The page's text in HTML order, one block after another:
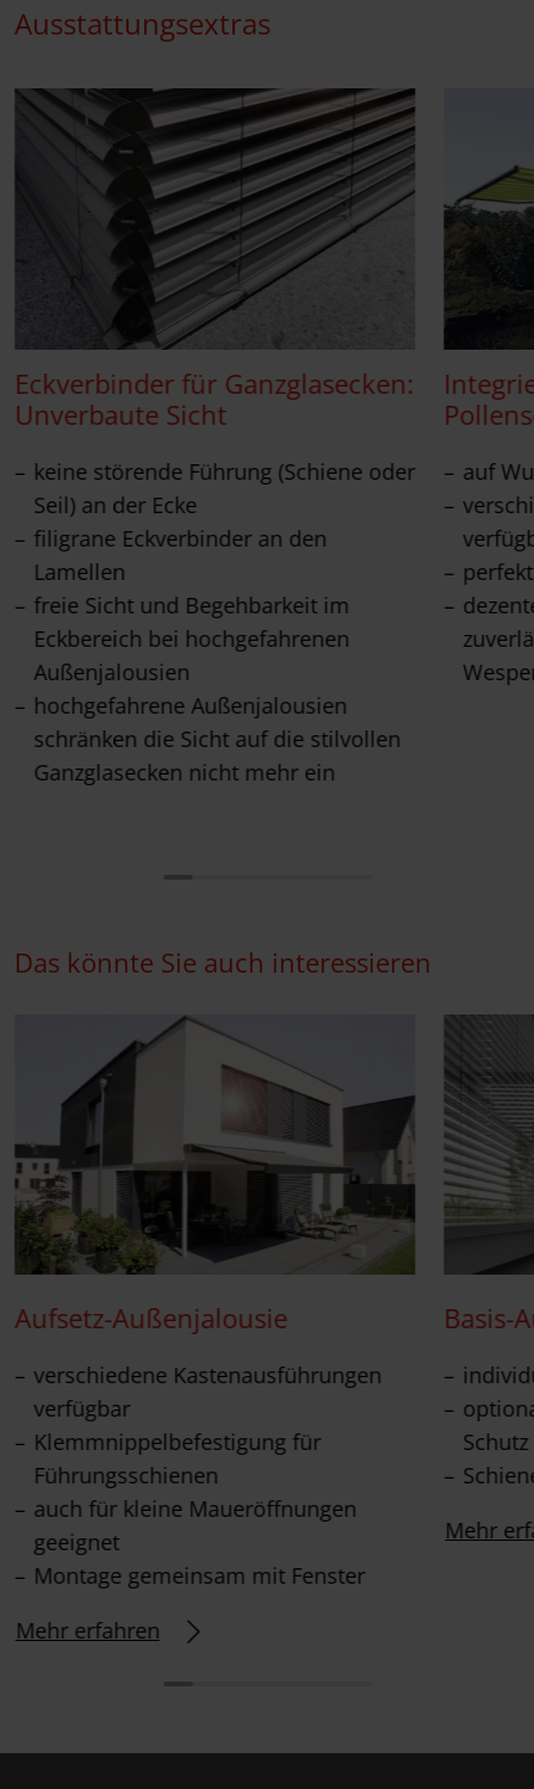
Ausstattungsextras
Eckverbinder für Ganzglasecken:
Unverbaute Sicht
keine störende Führung (Schiene oder
Seil) an der Ecke
filigrane Eckverbinder an den
Lamellen
freie Sicht und Begehbarkeit im
Eckbereich bei hochgefahrenen
Außenjalousien
hochgefahrene Außenjalousien
schränken die Sicht auf die stilvollen
Ganzglasecken nicht mehr ein
auf
Das könnte Sie auch interessieren
Aufsetz-Außenjalousie
verschiedene Kastenausführungen
verfügbar
Klemmnippelbefestigung für
Führungsschienen
auch für kleine Maueröffnungen
geeignet
Montage gemeinsam mit Fenster
Mehr erfahren
Basis-
Schutz
Mehr